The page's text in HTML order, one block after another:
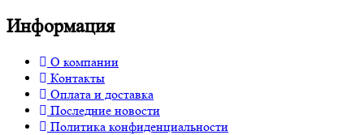
Информация
О компании
Контакты
Оплата и доставка
Последние новости
Политика конфиденциальности